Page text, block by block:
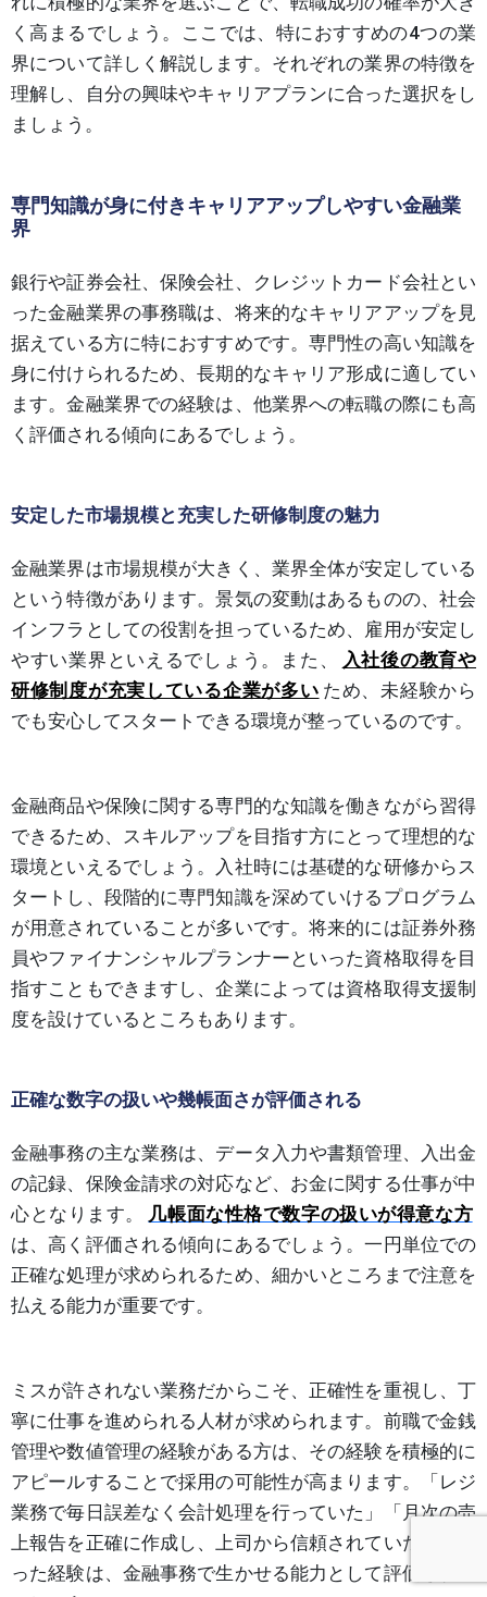
く高まるでしょう。ここでは、特におすすめの4つの業
界について詳しく解説します。それぞれの業界の特徴を
理解し、自分の興味やキャリアプランに合った選択をし
ましょう。
専門知識が身に付きキャリアアップしやすい金融業
界
銀行や証券会社、保険会社、クレジットカード会社とい
った金融業界の事務職は、将来的なキャリアアップを見
据えている方に特におすすめです。専門性の高い知識を
身に付けられるため、長期的なキャリア形成に適してい
ます。金融業界での経験は、他業界への転職の際にも高
く評価される傾向にあるでしょう。
安定した市場規模と充実した研修制度の魅力
金融業界は市場規模が大きく、業界全体が安定している
という特徴があります。景気の変動はあるものの、社会
インフラとしての役割を担っているため、雇用が安定し
やすい業界といえるでしょう。また、
入社後の教育や
研修制度が充実している企業が多い ため、未経験から
でも安心してスタートできる環境が整っているのです。
金融商品や保険に関する専門的な知識を働きながら習得
できるため、スキルアップを目指す方にとって理想的な
環境といえるでしょう。入社時には基礎的な研修からス
タートし、段階的に専門知識を深めていけるプログラム
が用意されていることが多いです。将来的には証券外務
員やファイナンシャルプランナーといった資格取得を目
指すこともできますし、企業によっては資格取得支援制
度を設けているところもあります。
正確な数字の扱いや幾帳面さが評価される
金融事務の主な業務は、データ入力や書類管理、入出金
の記録、保険金請求の対応など、お金に関する仕事が中
心となります。
几帳面な性格で数字の扱いが得意な方
は、高く評価される傾向にあるでしょう。一円単位での
正確な処理が求められるため、細かいところまで注意を
払える能力が重要です。
ミスが許されない業務だからこそ、正確性を重視し、丁
寧に仕事を進められる人材が求められます。前職で金銭
管理や数値管理の経験がある方は、その経験を積極的に
アピールすることで採用の可能性が高まります。「レジ
業務で毎日誤差なく会計処理を行っていた」「月次の売
上報告を正確に作成し、上司から信頼されていた」とい
った経験は、金融事務で生かせる能力として評価される